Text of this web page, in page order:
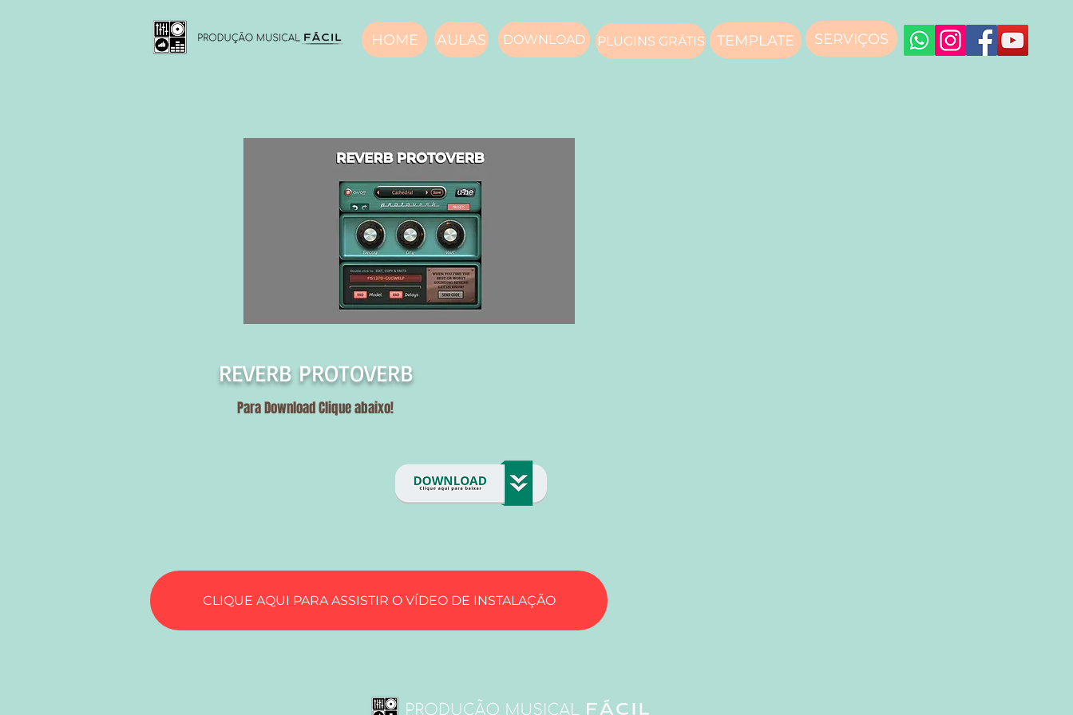
HOME AULAS DOWNLOAD PLUGINS GRÁTIS TEMPLATE SERVIÇOS
REVERB PROTOVERB
Para Download Clique abaixo!
CLIQUE AQUI PARA ASSISTIR O VÍDEO DE INSTALAÇÃO